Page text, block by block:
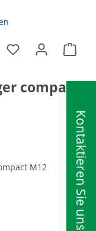
Kontaktieren Sie uns
compact